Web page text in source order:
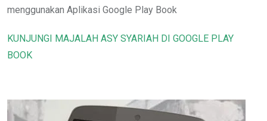
menggunakan Aplikasi Google Play Book
KUNJUNGI MAJALAH ASY SYARIAH DI GOOGLE PLAY
BOOK